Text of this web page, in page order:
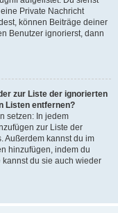
Private Nachricht
können Beiträge deiner
Benutzer ignorierst, dann
zur Liste der ignorierten
Listen entfernen?
setzen: In jedem
zur Liste der
Außerdem kannst du im
hinzufügen, indem du
du sie auch wieder